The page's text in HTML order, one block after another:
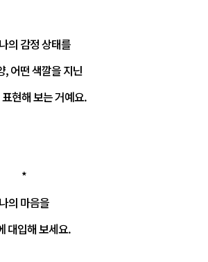
의 감정 상태를
, 어떤 색깔을 지닌
현해 보는 거예요.
*
나의 마음을
대입해 보세요.